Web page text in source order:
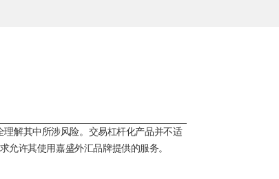
解其中所涉风险。交易杠杆化产品并不适
许其使用嘉盛外汇品牌提供的服务。